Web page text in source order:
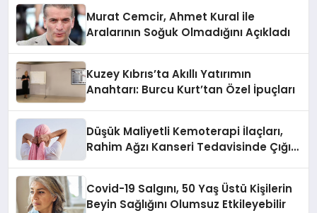
Murat Cemcir, Ahmet Kural ile
Aralarının Soğuk Olmadığını Açıkladı
Kuzey Kıbrıs’ta Akıllı Yatırımın
Anahtarı: Burcu Kurt’tan Özel İpuçları
Düşük Maliyetli Kemoterapi İlaçları,
Rahim Ağzı Kanseri Tedavisinde Çığır
Covid-19 Salgını, 50 Yaş Üstü Kişilerin
Beyin Sağlığını Olumsuz Etkileyebilir